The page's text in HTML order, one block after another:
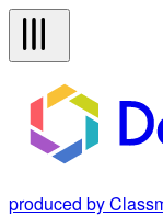
produced by